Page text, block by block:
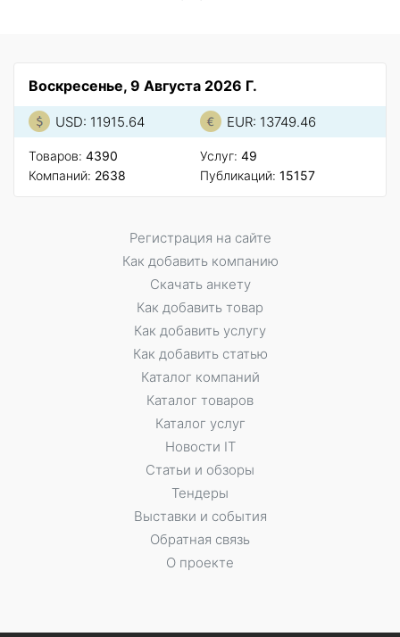
Воскресенье, 9 Августа 2026 Г.
USD: 11915.64 EUR: 13749.46
Товаров: 4390
Компаний: 2638
Услуг: 49
Публикаций: 15157
Регистрация на сайте
Как добавить компанию
Скачать анкету
Как добавить товар
Как добавить услугу
Как добавить статью
Каталог компаний
Каталог товаров
Каталог услуг
Новости IT
Статьи и обзоры
Тендеры
Выставки и события
Обратная связь
О проекте